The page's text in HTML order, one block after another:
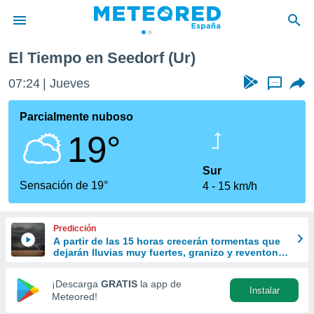
de
por
se
calidad.
a este
las
y
forma
digital
basada
El Tiempo en Seedorf (Ur)
07:24 Jueves ...
Parcialmente nuboso
19°
Sensación de 19°
Sur
4
15 km/h
Predicción
A partir de las 15 horas crecerán tormentas que
dejarán lluvias muy fuertes, granizo y reventones
¡Descarga GRATIS la app de
Meteored!
Instalar